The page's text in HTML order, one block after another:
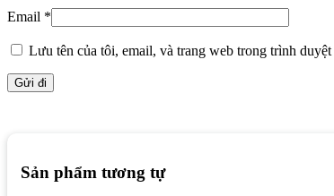
Email *
Lưu tên của tôi, email, và trang web trong trình
Sản phẩm tương tự